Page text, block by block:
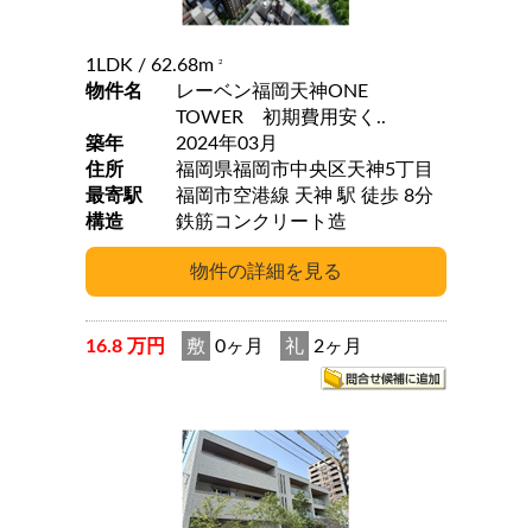
1LDK / 62.68m 2
物件名
レーベン福岡天神ONE
TOWER 初期費用安く..
築年
2024年03月
住所
福岡県福岡市中央区天神5丁目
最寄駅
福岡市空港線 天神 駅 徒歩 8分
構造
鉄筋コンクリート造
16.8 万円 敷 0ヶ月 礼 2ヶ月